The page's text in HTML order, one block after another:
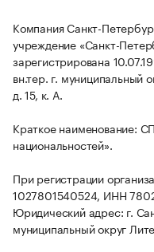
Компания Санкт-
учреждение «Санкт-
зарегистрирована
вн.тер. г. муниципальный
д. 15, к. А.
Краткое наименование:
национальностей».
При регистрации
1027801540524, ИНН
Юридический адрес: г.
муниципальный округ